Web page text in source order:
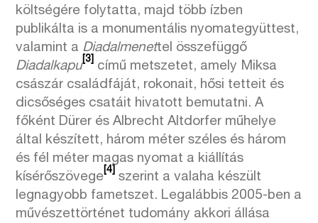
költségére folytatta, majd több ízben
publikálta is a monumentális nyomategyüttest,
valamint a Diadalmenettel összefüggő
Diadalkapu
[3]
című metszetet, amely Miksa
császár családfáját, rokonait, hősi tetteit és
dicsőséges csatáit hivatott bemutatni. A
főként Dürer és Albrecht Altdorfer műhelye
által készített, három méter széles és három
és fél méter magas nyomat a kiállítás
kísérőszövege
[4]
szerint a valaha készült
legnagyobb fametszet. Legalábbis 2005-ben a
művészettörténet tudomány akkori állása